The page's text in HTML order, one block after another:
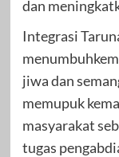
dan
Integrasi
jiwa dan
memupuk
masyarakat
tugas